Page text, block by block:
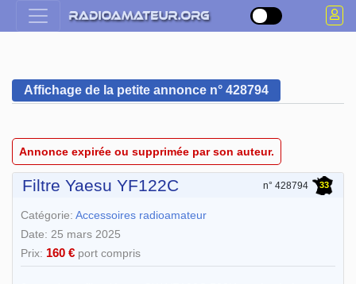
Affichage de la petite annonce n° 428794
Annonce expirée ou supprimée par son auteur.
Filtre Yaesu YF122C n° 428794 33
Catégorie: Accessoires radioamateur
Date: 25 mars 2025
Prix: 160 € port compris